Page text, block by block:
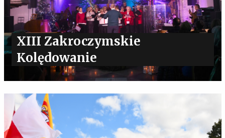
XIII Zakroczymskie
Kolędowanie